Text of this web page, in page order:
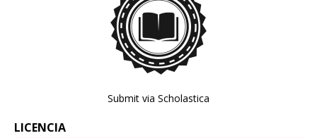
Submit via Scholastica
LICENCIA